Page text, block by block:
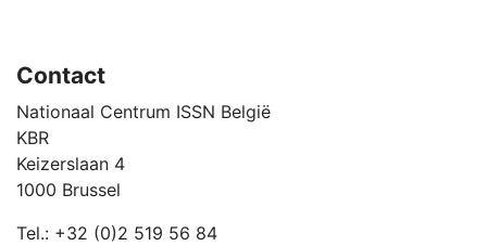
Contact
Nationaal Centrum ISSN België
KBR
Keizerslaan 4
1000 Brussel
Tel.: +32 (0)2 519 56 84